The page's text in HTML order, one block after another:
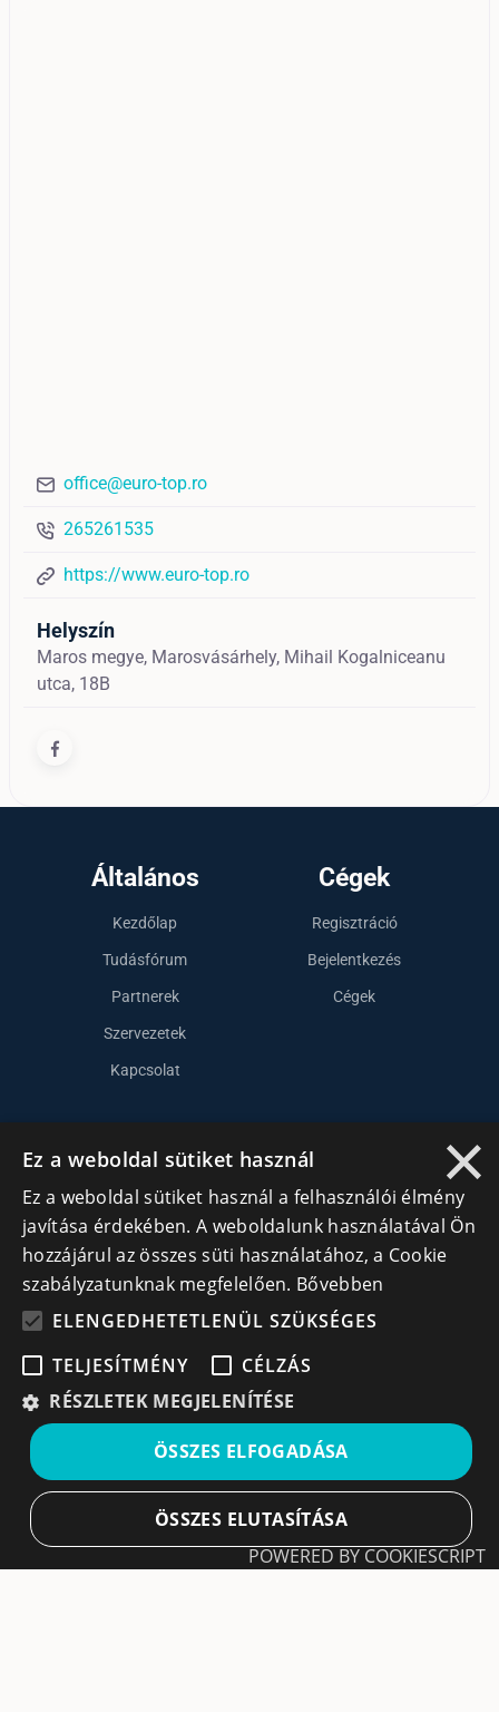
office@euro-top.ro
265261535
https://www.euro-top.ro
Helyszín
Maros megye, Marosvásárhely, Mihail Kogalniceanu
utca, 18B
Általános
Kezdőlap
Tudásfórum
Partnerek
Szervezetek
Kapcsolat
Cégek
Regisztráció
Bejelentkezés
Cégek
Lépj kapcsolatba velünk
info@cegek.ro
+40 740 856 970
Iratkozz fel hírlevelünkre!
Ne hagyd ki a lehetőséget, hogy naprakész maradj a
legfontosabb üzleti információkkal! A feliratkozás
egyszerű és gyors illetve bármikor leiratkozhatsz, ha úgy
×
Ez a weboldal sütiket használ
Ez a weboldal sütiket használ a felhasználói élmény
javítása érdekében. A weboldalunk használatával Ön
hozzájárul az összes süti használatához, a Cookie
szabályzatunknak megfelelően. Bővebben
ELENGEDHETETLENÜL SZÜKSÉGES
TELJESÍTMÉNY
CÉLZÁS
RÉSZLETEK MEGJELENÍTÉSE
ÖSSZES ELFOGADÁSA
ÖSSZES ELUTASÍTÁSA
POWERED BY COOKIESCRIPT